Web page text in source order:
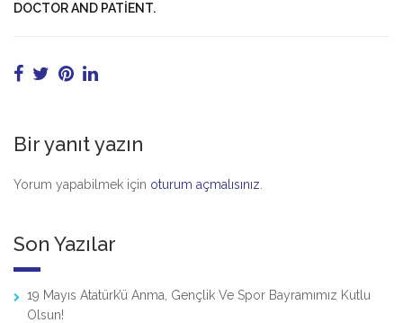
DOCTOR AND PATIENT.
Bir yanıt yazın
Yorum yapabilmek için oturum açmalısınız.
Son Yazılar
19 Mayıs Atatürk’ü Anma, Gençlik Ve Spor Bayramımız Kutlu
Olsun!